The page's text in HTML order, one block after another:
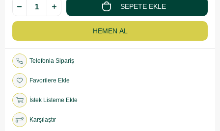
Telefonla Sipariş
Favorilere Ekle
İstek Listeme Ekle
Karşılaştır